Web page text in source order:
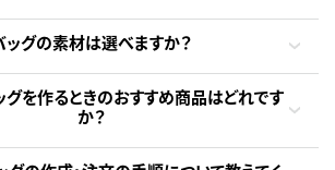
ッグの素材は選べますか？
グを作るときのおすすめ商品はどれです
か？